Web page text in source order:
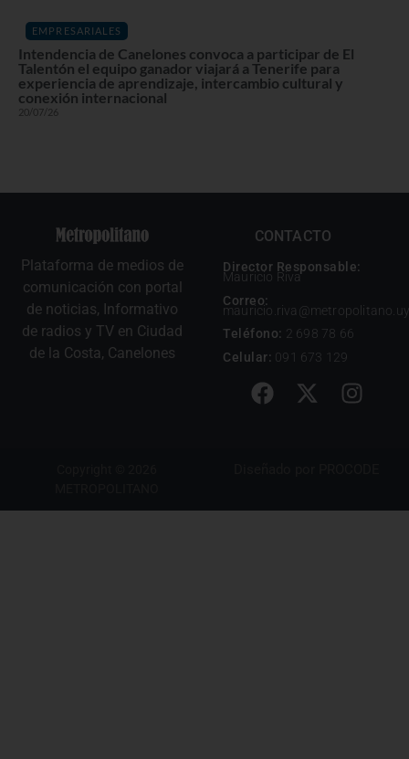
EMPRESARIALES
Intendencia de Canelones convoca a participar de El
Talentón el equipo ganador viajará a Tenerife para
experiencia de aprendizaje, intercambio cultural y
conexión internacional
20/07/26
Plataforma de medios de
comunicación con portal
de noticias, Informativo
de radios y TV en Ciudad
de la Costa, Canelones
CONTACTO
Director Responsable:
Mauricio Riva
Correo:
mauricio.riva@metropolitano.uy
Teléfono: 2 698 78 66
Celular: 091 673 129